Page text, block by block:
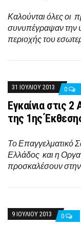
Καλούνται όλες οι
συνυπέγραψαν την
περιοχής του
31 ΙΟΥΛΊΟΥ 2013 0
Εγκαίνια στις
της 1ης
Το Επαγγελματικό
Ελλάδος και η
προσκαλέσουν στην
9 ΙΟΥΛΊΟΥ 2013 0